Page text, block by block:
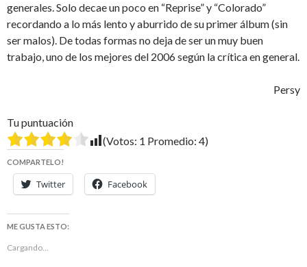
generales. Solo decae un poco en “Reprise” y “Colorado”
recordando a lo más lento y aburrido de su primer álbum (sin
ser malos). De todas formas no deja de ser un muy buen
trabajo, uno de los mejores del 2006 según la crítica en general.
Persy
Tu puntuación
(Votos: 1 Promedio: 4)
COMPARTELO!
Twitter Facebook
ME GUSTA ESTO:
Cargando...